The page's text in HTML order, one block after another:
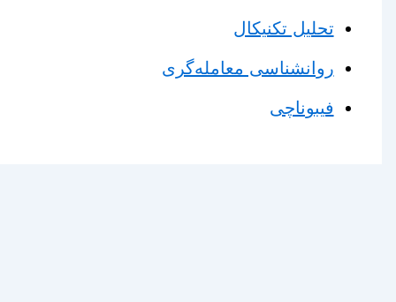
تحلیل تکنیکال
روانشناسی معامله‌گری
فیبوناچی